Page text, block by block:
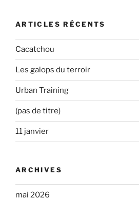
ARTICLES RÉCENTS
Cacatchou
Les galops du terroir
Urban Training
(pas de titre)
11 janvier
ARCHIVES
mai 2026